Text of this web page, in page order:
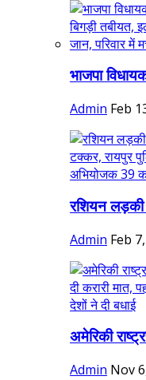
भाजपा
Admin Feb
रशियन लड़की
Admin Feb
अमेरिकी
Admin Nov